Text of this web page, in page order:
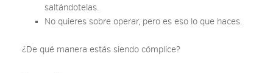
saltándotelas.
No quieres sobre operar, pero es eso lo que haces.
¿De qué manera estás siendo cómplice?